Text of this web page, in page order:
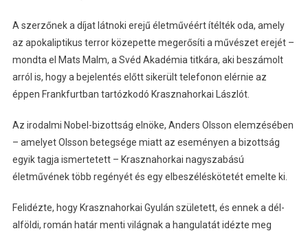
A szerzőnek a díjat látnoki erejű életművéért ítélték oda, amely
az apokaliptikus terror közepette megerősíti a művészet erejét –
mondta el Mats Malm, a Svéd Akadémia titkára, aki beszámolt
arról is, hogy a bejelentés előtt sikerült telefonon elérnie az
éppen Frankfurtban tartózkodó Krasznahorkai Lászlót.
Az irodalmi Nobel-bizottság elnöke, Anders Olsson elemzésében
– amelyet Olsson betegsége miatt az eseményen a bizottság
egyik tagja ismertetett – Krasznahorkai nagyszabású
életművének több regényét és egy elbeszéléskötetét emelte ki.
Felidézte, hogy Krasznahorkai Gyulán született, és ennek a dél-
alföldi, román határ menti világnak a hangulatát idézte meg